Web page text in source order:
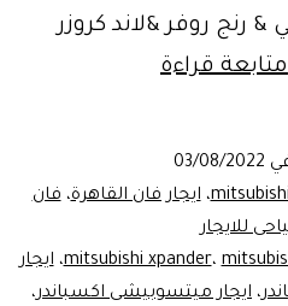
& رنج روفر &لاند كروزر
متابعة قراءةالوحش
للايجار|
مصر
03/08/2022
،ايجار فان القاهرة،فان
للايجار
mitsubishi xpander، ،ايجار
، ايجار ميتسوبيشى اكسباندر،